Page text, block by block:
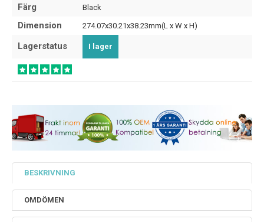
Färg Black
Dimension 274.07x30.21x38.23mm(L x W x H)
Lagerstatus I lager
BESKRIVNING
OMDÖMEN